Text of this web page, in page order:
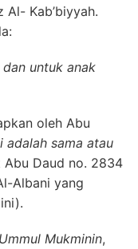
Kab’biyyah.
untuk anak
oleh Abu
adalah sama atau
Daud no. 2834
Albani yang
Ummul Mukminin,